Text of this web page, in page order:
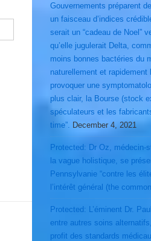
Gouvernements préparent
un faisceau d’indices
serait un “cadeau de Noel”
qu’elle jugulerait Delta,
moins bonnes bactéries du
naturellement et
provoquer une
plus clair, la Bourse (stock
spéculateurs et les
time”. December 4, 2021
Protected: Dr Oz, médecin-
la vague holistique, se
Pennsylvanie “contre les
l’intérêt général (the
Protected: L’éminent Dr.
entre autres soins
profit des standards